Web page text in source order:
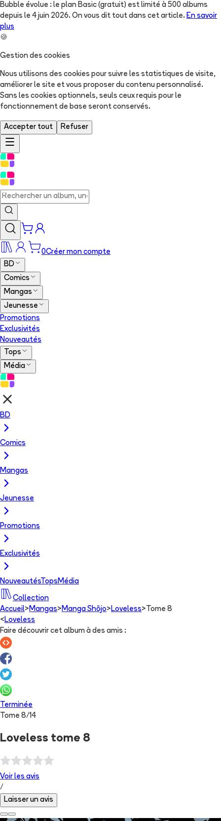
Bubble évolue : le plan Basic (gratuit) est limité à 500 albums
depuis le 4 juin 2026. On vous dit tout dans cet article. En savoir
plus
🍪
Gestion des cookies
Nous utilisons des cookies pour suivre les statistiques de visite,
améliorer le site et vous proposer du contenu personnalisé.
Sans les cookies optionnels, seuls ceux requis pour le
fonctionnement de base seront conservés.
Accepter tout Refuser
0Créer mon compte
BD
Comics
Mangas
Jeunesse
Promotions
Exclusivités
Nouveautés
Tops
Média
BD
Comics
Mangas
Jeunesse
Promotions
Exclusivités
NouveautésTops Média
Collection
Accueil> Mangas> Manga Shōjo> Loveless> Tome 8
< Loveless
Faire découvrir cet album à des amis :
Terminée
Tome 8/14
Loveless tome 8
Voir les avis
/
Laisser un avis